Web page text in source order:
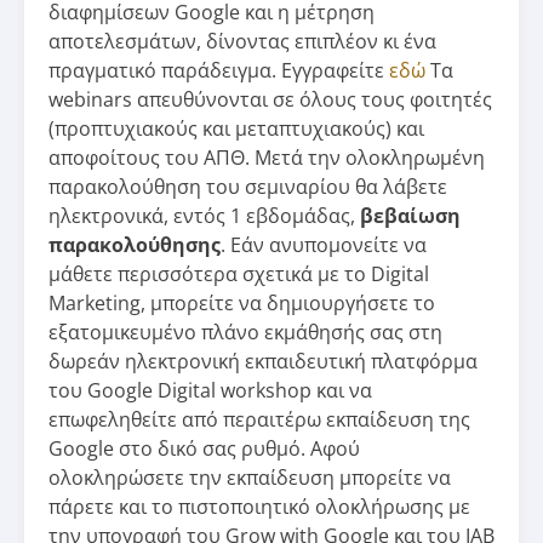
διαφημίσεων Google και η μέτρηση
αποτελεσμάτων, δίνοντας επιπλέον κι ένα
πραγματικό παράδειγμα. Εγγραφείτε εδώΤα
webinars απευθύνονται σε όλους τους φοιτητές
(προπτυχιακούς και μεταπτυχιακούς) και
αποφοίτους του ΑΠΘ. Μετά την ολοκληρωμένη
παρακολούθηση του σεμιναρίου θα λάβετε
ηλεκτρονικά, εντός 1 εβδομάδας, βεβαίωση
παρακολούθησης. Εάν ανυπομονείτε να
μάθετε περισσότερα σχετικά με το Digital
Marketing, μπορείτε να δημιουργήσετε το
εξατομικευμένο πλάνο εκμάθησής σας στη
δωρεάν ηλεκτρονική εκπαιδευτική πλατφόρμα
του Google Digital workshop και να
επωφεληθείτε από περαιτέρω εκπαίδευση της
Google στο δικό σας ρυθμό. Αφού
ολοκληρώσετε την εκπαίδευση μπορείτε να
πάρετε και το πιστοποιητικό ολοκλήρωσης με
την υπογραφή του Grow with Google και του IAB